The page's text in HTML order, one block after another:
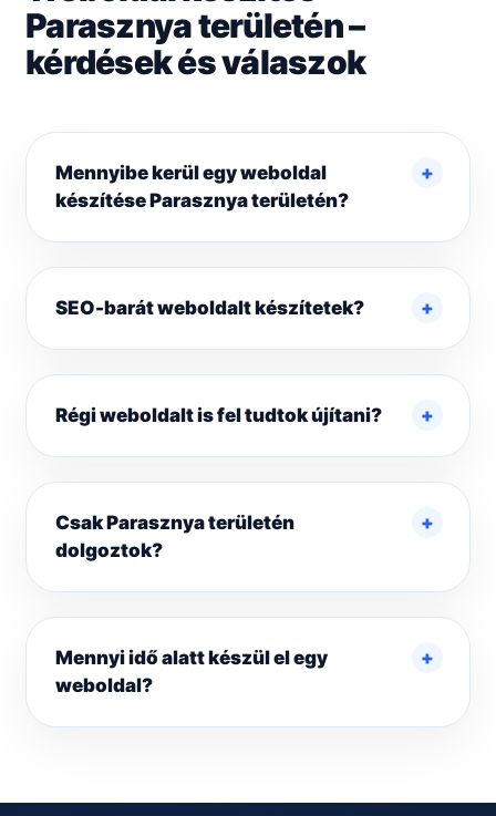
Parasznya területén –
kérdések és válaszok
Mennyibe kerül egy weboldal
készítése Parasznya területén?
SEO-barát weboldalt készítetek?
Régi weboldalt is fel tudtok újítani?
Csak Parasznya területén
dolgoztok?
Mennyi idő alatt készül el egy
weboldal?